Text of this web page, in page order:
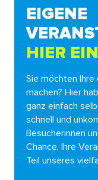
EIGENE
HIER
Sie möchten
machen? Hier
ganz einfach
schnell und
Besucherinnen
Chance, Ihre
Teil unseres